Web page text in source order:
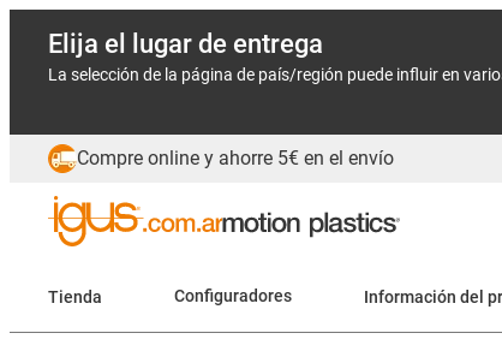
Elija el lugar de entrega
La selección de la página de país/región puede influir en
Compre online y ahorre 5€ en el envío
Tienda Configuradores Información del